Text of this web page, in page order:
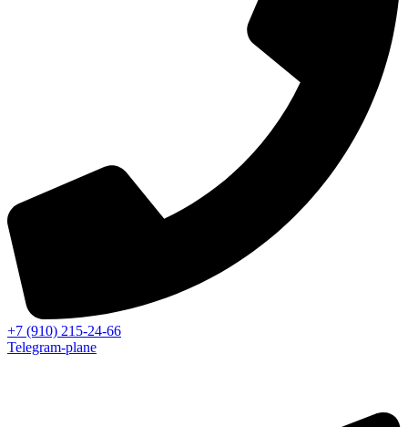
+7 (910) 215-24-66
Telegram-plane